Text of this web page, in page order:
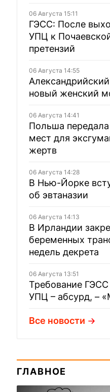
06 Августа 15:11
ГЭСС: После
УПЦ к
претензий
06 Августа 14:55
новый женский
06 Августа 14:41
Польша
мест для
жертв
06 Августа 14:28
В Нью-Йорке
об эвтаназии
06 Августа 14:13
В Ирландии
беременных
недель декрета
06 Августа 13:51
Требование
УПЦ – абсурд, –
Все новости
ГЛАВНОЕ